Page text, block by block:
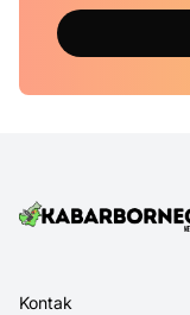
Kontak